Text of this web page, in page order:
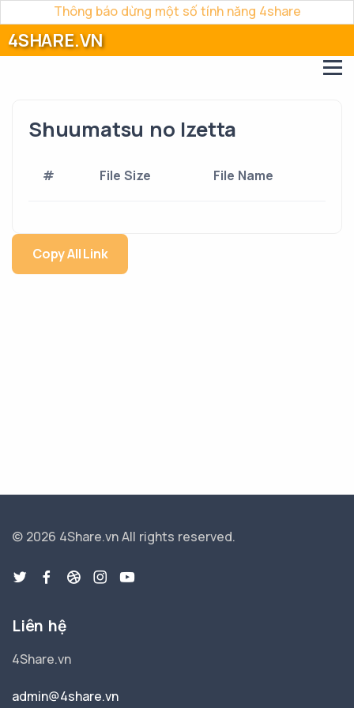
Thông báo dừng một số tính năng 4share
4SHARE.VN
Shuumatsu no Izetta
# File Size File Name
Copy All Link
© 2026 4Share.vnAll rights reserved.
Liên hệ
4Share.vn
admin@4share.vn